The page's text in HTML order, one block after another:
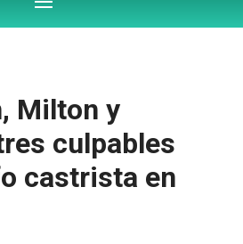
Milton y
culpables
castrista en